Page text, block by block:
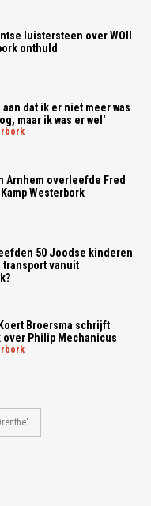
luistersteen over WOII
onthuld
aan dat ik er niet meer was
maar ik was er wel'
Arnhem overleefde Fred
Westerbork
50 Joodse kinderen
transport vanuit
Broersma schrijft
Philip Mechanicus